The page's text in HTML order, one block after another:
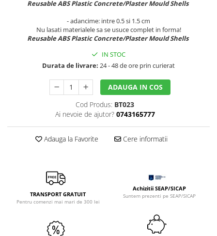
Foite/fulgi schlagmetal
Metal lichid
Pensule, accesorii pt pictura/ desen
Accesorii pt pictura/ desen
Desen
Carbune, pastel
Suporturi pentru pictura
Agatatori, cleme, cuie
Sculptura/Gravura
Accesorii bijuterii
Sabloane autoadezive
Sabloane plastic flexibile
Hartie pentru decupaj
Cadrane lemn/sticla
Reusable ABS Plastic Concrete/Plaster Mould Shells
- adancime: intre 0.5 si 1.5 cm
Nu lasati materialele sa se usuce complet in forma!
Reusable ABS Plastic Concrete/Plaster Mould Shells
IN STOC
Durata de livrare: 24 - 48 de ore prin curierat
ADAUGA IN COS
Cod Produs: BT023
Ai nevoie de ajutor? 0743165777
Adauga la Favorite Cere informatii
TRANSPORT GRATUIT
Pentru comenzi mai mari de 300 lei
Achizitii SEAP/SICAP
Suntem prezenti pe SEAP/SICAP